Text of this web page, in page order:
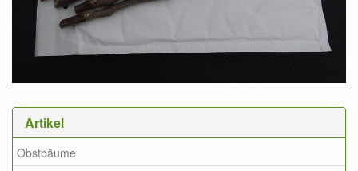
Artikel
Obstbäume